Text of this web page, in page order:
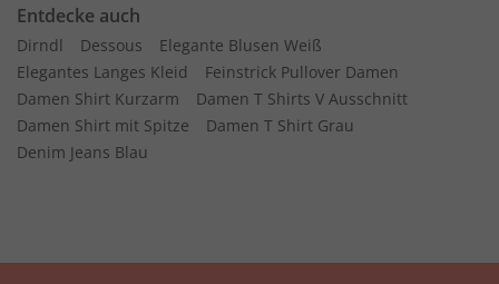
Entdecke auch
Dirndl Dessous
Elegante Blusen Weiß
Elegantes Langes Kleid
Feinstrick Pullover Damen
Damen Shirt Kurzarm
Damen T Shirts V Ausschnitt
Damen Shirt mit Spitze
Damen T Shirt Grau
Denim Jeans Blau